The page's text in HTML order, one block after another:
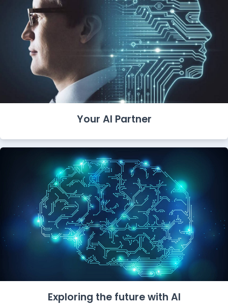
Your AI Partner
Exploring the future with AI